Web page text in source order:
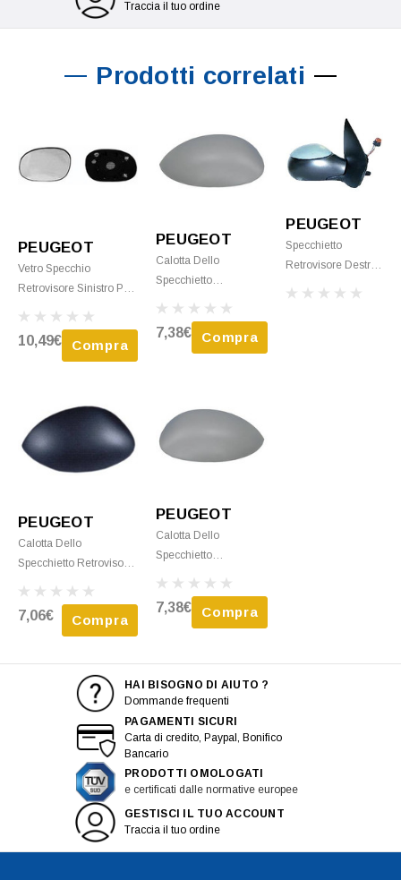
Traccia il tuo ordine
Prodotti correlati
PEUGEOT
Vetro Specchio
Retrovisore Sinistro Per
(206+) 2009-2013,
Sbrinato, Asferico
10,49€ Compra
PEUGEOT
Calotta Dello
Specchietto
Per PEUGEOT 206
Plus (206+) 2009-
7,38€ Compra
PEUGEOT
Specchietto
Retrovisore Destro
PEUGEOT
Calotta Dello
Specchietto Retrovisore
206 Plus (206+) 2009-
2013, Nero, Nuovo
7,06€ Compra
PEUGEOT
Calotta Dello
Specchietto
PEUGEOT 206 Plus
(206+) 2009-2013,
7,38€ Compra
HAI BISOGNO DI AIUTO ?
Dommande frequenti
PAGAMENTI SICURI
Carta di credito, Paypal, Bonifico
Bancario
PRODOTTI OMOLOGATI
e certificati dalle normative europee
GESTISCI IL TUO ACCOUNT
Traccia il tuo ordine